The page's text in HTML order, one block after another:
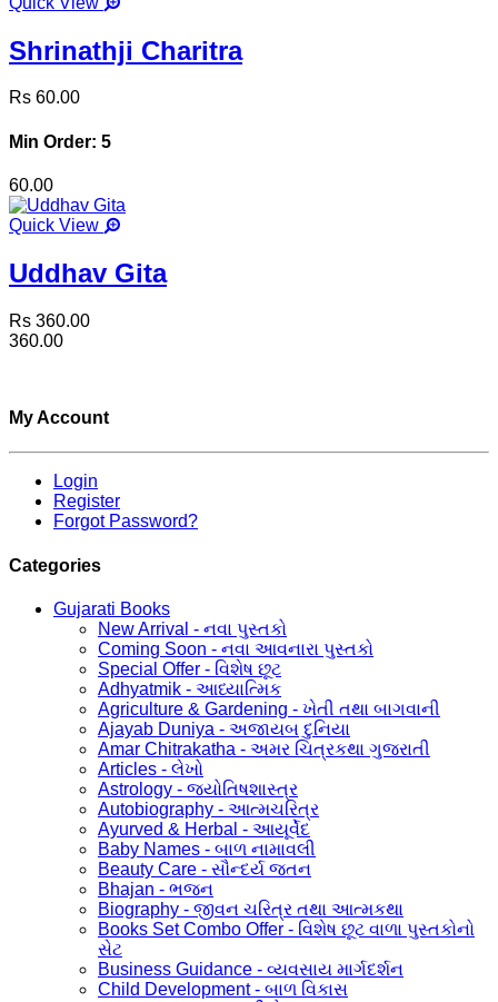
Shrinathji Charitra
Rs 60.00
Min Order: 5
60.00
Quick View
Uddhav Gita
Rs 360.00
360.00
My Account
Login
Register
Forgot Password?
Categories
Gujarati Books
New Arrival - નવા પુસ્તકો
Coming Soon - નવા આવનારા પુસ્તકો
Special Offer - વિશેષ છૂટ
Adhyatmik - આધ્યાત્મિક
Agriculture & Gardening - ખેતી તથા બાગવાની
Ajayab Duniya - અજાયબ દુનિયા
Amar Chitrakatha - અમર ચિત્રકથા ગુજરાતી
Articles - લેખો
Astrology - જ્યોતિષશાસ્ત્ર
Autobiography - આત્મચરિત્ર
Ayurved & Herbal - આયૂર્વેદ
Baby Names - બાળ નામાવલી
Beauty Care - સૌન્દર્ય જતન
Bhajan - ભજન
Biography - જીવન ચરિત્ર તથા આત્મકથા
Books Set Combo Offer - વિશેષ છૂટ વાળા પુસ્તકોનો
સેટ
Business Guidance - વ્યવસાય માર્ગદર્શન
Child Development - બાળ વિકાસ